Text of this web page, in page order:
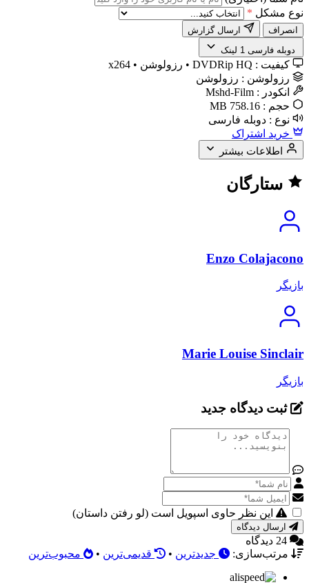
نوع مشکل *
انصراف
️ دوبله فارسی 1 لینک
کیفیت : DVDRip HQ • رزولوشن • x264
رزولوشن : رزولوشن
انکودر : Mshd-Film
حجم : 758.16 MB
نوع : دوبله فارسی
خرید اشتراک
اطلاعات بیشتر
ستارگان
Enzo Colajacono
بازیگر
Marie Louise Sinclair
بازیگر
ثبت دیدگاه جدید
این نظر حاوی اسپویل است (لو رفتن داستان)
24 دیدگاه
مرتب‌سازی:
جدیدترین • قدیمی‌ترین • محبوب‌ترین